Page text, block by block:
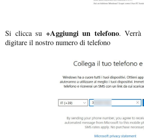
Si clicca su +Aggiungi un telefono. Verrà
digitare il nostro numero di telefono